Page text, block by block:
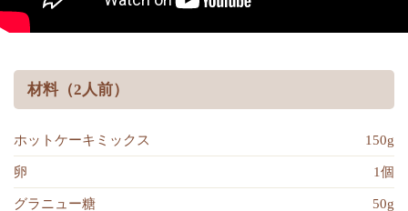
材料（2人前）
ホットケーキミックス 150g
卵 1個
グラニュー糖 50g